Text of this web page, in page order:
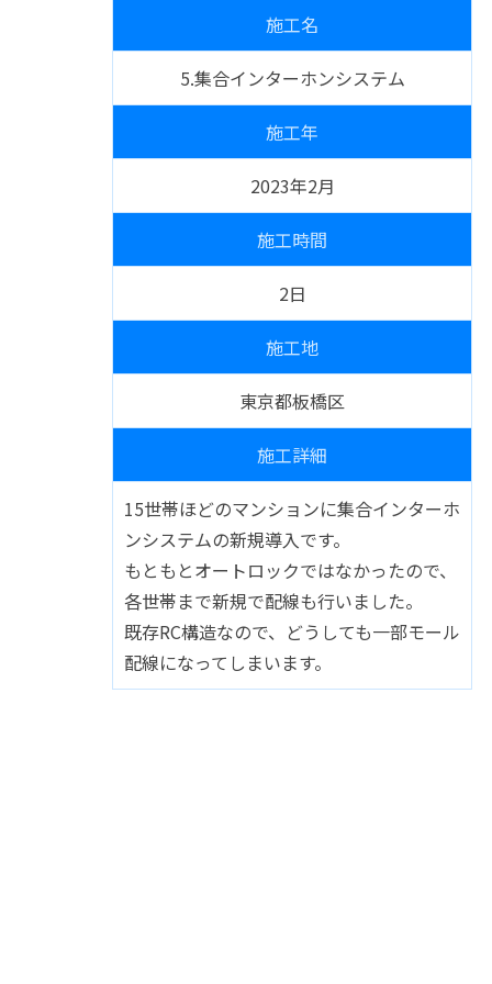
施工名
5.集合インターホンシステム
施工年
2023年2月
施工時間
2日
施工地
東京都板橋区
施工詳細
15世帯ほどのマンションに集合インターホ
ンシステムの新規導入です。
もともとオートロックではなかったので、
各世帯まで新規で配線も行いました。
既存RC構造なので、どうしても一部モール
配線になってしまいます。